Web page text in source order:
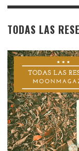
TODAS LAS